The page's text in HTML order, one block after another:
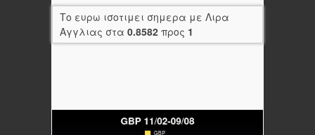
Το ευρω ισοτιμει σημερα με Λιρα
Αγγλιας στα 0.8582 προς 1